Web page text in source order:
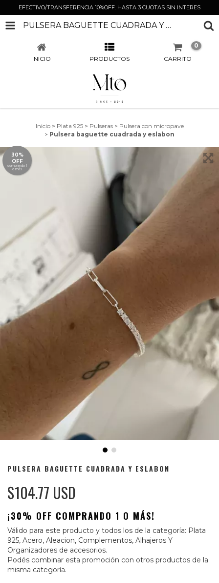
EFECTIVO/TRANSFERENCIA 10%OFF. HASTA 3 CUOTAS SIN INTERES
PULSERA BAGUETTE CUADRADA Y ESLABON
INICIO PRODUCTOS CARRITO
0
Inicio > Plata 925 > Pulseras > Pulsera con micropave
> Pulsera baguette cuadrada y eslabon
30%
OFF
comprando 1
o más
PULSERA BAGUETTE CUADRADA Y ESLABON
$104.77 USD
¡30% OFF COMPRANDO 1 O MÁS!
Válido para este producto y todos los de la categoría: Plata
925, Acero, Aleacion, Complementos, Alhajeros Y
Organizadores de accesorios.
Podés combinar esta promoción con otros productos de la
misma categoría.